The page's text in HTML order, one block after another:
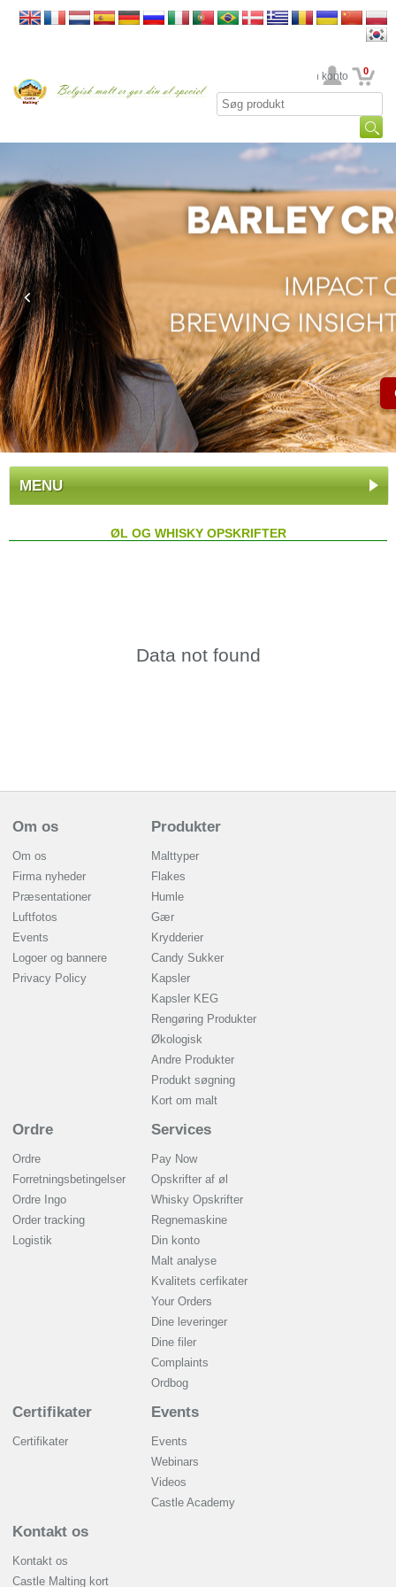
din konto 0
MENU
ØL OG WHISKY OPSKRIFTER
Data not found
Om os
Om os
Firma nyheder
Præsentationer
Luftfotos
Events
Logoer og bannere
Privacy Policy
Produkter
Malttyper
Flakes
Humle
Gær
Krydderier
Candy Sukker
Kapsler
Kapsler KEG
Rengøring Produkter
Økologisk
Andre Produkter
Produkt søgning
Kort om malt
Ordre
Ordre
Forretningsbetingelser
Ordre Ingo
Order tracking
Logistik
Services
Pay Now
Opskrifter af øl
Whisky Opskrifter
Regnemaskine
Din konto
Malt analyse
Kvalitets cerfikater
Your Orders
Dine leveringer
Dine filer
Complaints
Ordbog
Certifikater
Certifikater
Events
Events
Webinars
Videos
Castle Academy
Kontakt os
Kontakt os
Castle Malting kort